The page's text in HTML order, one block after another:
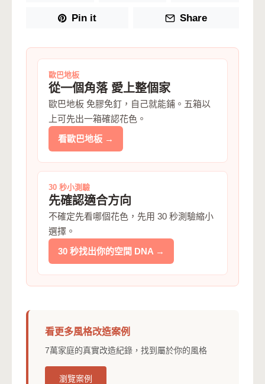
Pin it Share
歐巴地板
從一個角落 愛上整個家
歐巴地板 免膠免釘，自己就能鋪。五箱以
上可先出一箱確認花色。
看歐巴地板 →
30 秒小測驗
先確認適合方向
不確定先看哪個花色，先用 30 秒測驗縮小
選擇。
30 秒找出你的空間 DNA →
看更多風格改造案例
7萬家庭的真實改造紀錄，找到屬於你的風格
瀏覽案例